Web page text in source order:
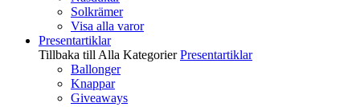
Solkrämer
Visa alla varor
Presentartiklar
Tillbaka till Alla Kategorier Presentartiklar
Ballonger
Knappar
Giveaways